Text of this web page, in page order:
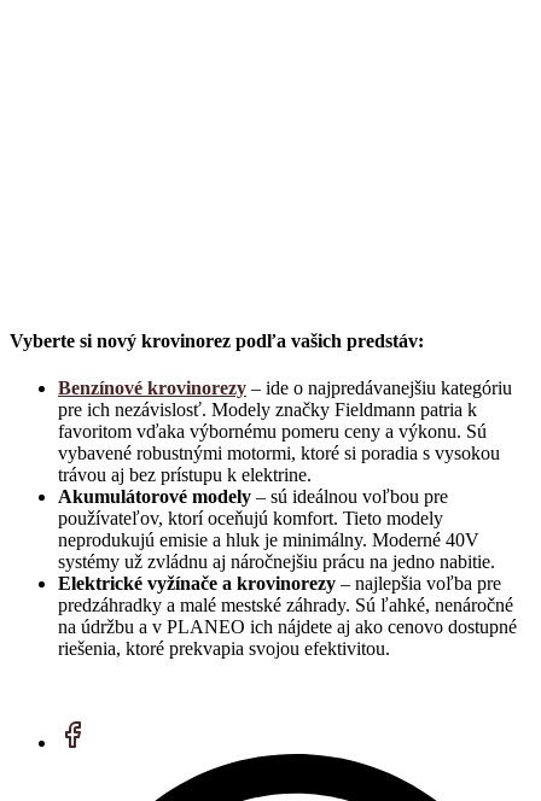
Vyberte si nový krovinorez podľa vašich predstáv:
Benzínové krovinorezy – ide o najpredávanejšiu kategóriu
pre ich nezávislosť. Modely značky Fieldmann patria k
favoritom vďaka výbornému pomeru ceny a výkonu. Sú
vybavené robustnými motormi, ktoré si poradia s vysokou
trávou aj bez prístupu k elektrine.
Akumulátorové modely – sú ideálnou voľbou pre
používateľov, ktorí oceňujú komfort. Tieto modely
neprodukujú emisie a hluk je minimálny. Moderné 40V
systémy už zvládnu aj náročnejšiu prácu na jedno nabitie.
Elektrické vyžínače a krovinorezy – najlepšia voľba pre
predzáhradky a malé mestské záhrady. Sú ľahké, nenáročné
na údržbu a v PLANEO ich nájdete aj ako cenovo dostupné
riešenia, ktoré prekvapia svojou efektivitou.